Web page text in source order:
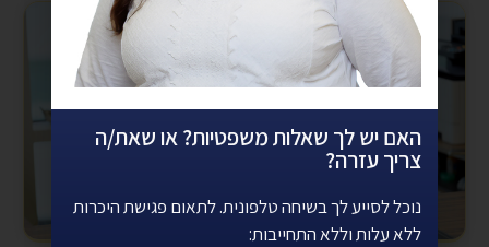
האם יש לך שאלות משפטיות? או שאת/ה
צריך עזרה?
נוכל לסייע לך בשיחה טלפונית. לתאום פגישת היכרות
ללא עלות וללא התחייבות: